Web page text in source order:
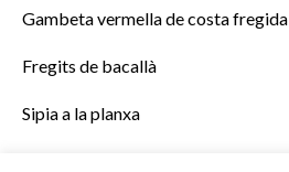
Gambeta vermella de costa fregida
Fregits de bacallà
Sipia a la planxa